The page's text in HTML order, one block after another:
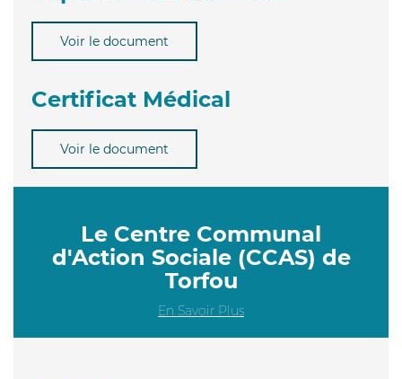
Voir le document
Certificat Médical
Voir le document
Le Centre Communal
d'Action Sociale (CCAS) de
Torfou
En Savoir Plus